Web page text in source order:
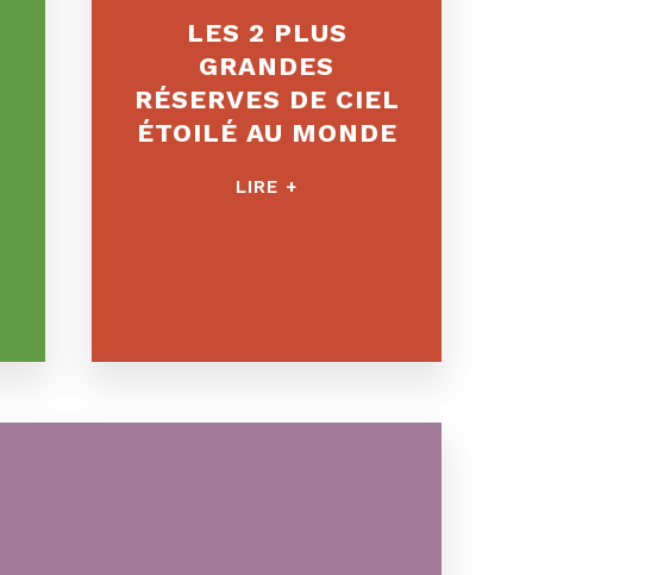
LES 2 PLUS
GRANDES
RÉSERVES DE CIEL
ÉTOILÉ AU MONDE
LIRE +